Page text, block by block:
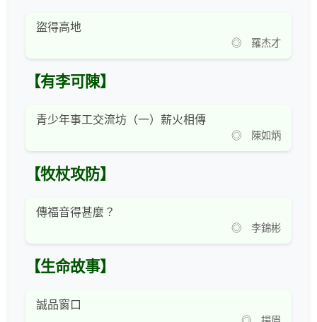
盜得高地
◎ 羅杰才
【有李可陳】
青少年事工交流坊（一）薪火相傳
◎ 陳如炳
【牧杖攻防】
傳福音得甚麼？
◎ 李錦彬
【生命故事】
誠品窗口